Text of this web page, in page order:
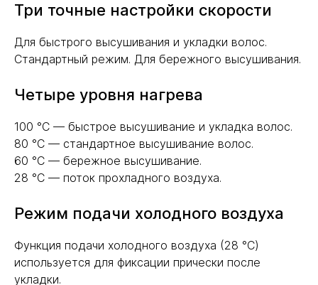
Три точные настройки скорости
Для быстрого высушивания и укладки волос.
Стандартный режим. Для бережного высушивания.
Четыре уровня нагрева
100 °C — быстрое высушивание и укладка волос.
80 °C — стандартное высушивание волос.
60 °C — бережное высушивание.
28 °C — поток прохладного воздуха.
Режим подачи холодного воздуха
Функция подачи холодного воздуха (28 °C)
используется для фиксации прически после
укладки.